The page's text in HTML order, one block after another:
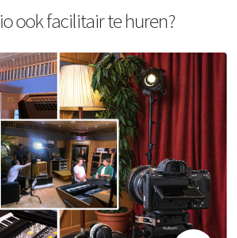
ook facilitair te huren?